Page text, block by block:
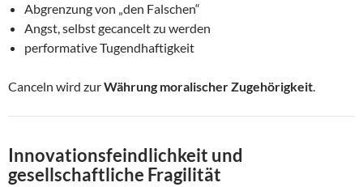
Abgrenzung von „den Falschen“
Angst, selbst gecancelt zu werden
performative Tugendhaftigkeit
Canceln wird zurWährung moralischer Zugehörigkeit.
Innovationsfeindlichkeit und
gesellschaftliche Fragilität